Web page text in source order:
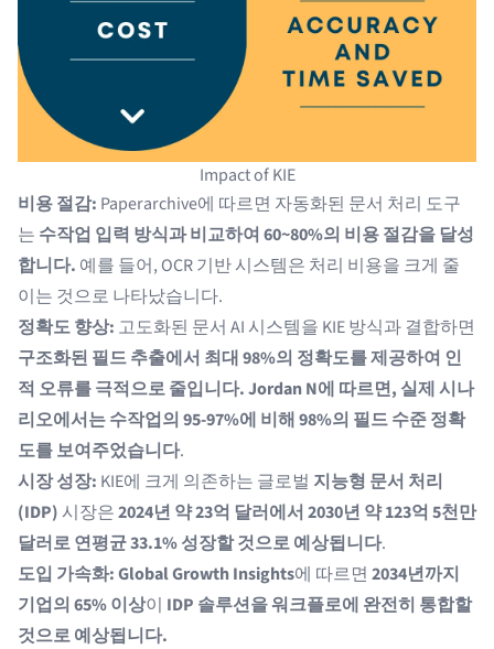
Impact of KIE
비용 절감: Paperarchive에 따르면 자동화된 문서 처리 도구
는 수작업 입력 방식과 비교하여 60~80%의 비용 절감을 달성
합니다. 예를 들어, OCR 기반 시스템은 처리 비용을 크게 줄
이는 것으로 나타났습니다.
정확도 향상: 고도화된 문서 AI 시스템을 KIE 방식과 결합하면
구조화된 필드 추출에서 최대 98%의 정확도를 제공하여 인
적 오류를 극적으로 줄입니다.Jordan N에 따르면, 실제 시나
리오에서는 수작업의 95-97%에 비해 98%의 필드 수준 정확
도를 보여주었습니다.
시장 성장: KIE에 크게 의존하는 글로벌 지능형 문서 처리
(IDP)시장은2024년 약 23억 달러에서 2030년 약 123억 5천만
달러로 연평균 33.1% 성장할 것으로 예상됩니다.
도입 가속화:Global Growth Insights에 따르면 2034년까지
기업의 65% 이상이 IDP 솔루션을 워크플로에 완전히 통합할
것으로 예상됩니다.